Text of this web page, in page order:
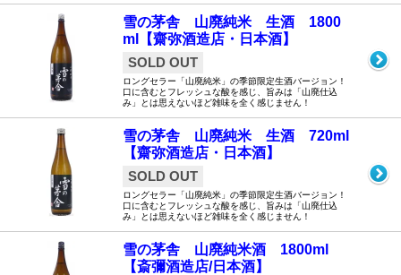
雪の茅舎 山廃純米 生酒 1800
ml【齋弥酒造店・日本酒】
SOLD OUT
ロングセラー「山廃純米」の季節限定生酒バージョン！
口に含むとフレッシュな酸を感じ、旨みは「山廃仕込
み」とは思えないほど雑味を全く感じません！
雪の茅舎 山廃純米 生酒 720ml
【齋弥酒造店・日本酒】
SOLD OUT
ロングセラー「山廃純米」の季節限定生酒バージョン！
口に含むとフレッシュな酸を感じ、旨みは「山廃仕込
み」とは思えないほど雑味を全く感じません！
雪の茅舎 山廃純米酒 1800ml
【斎彌酒造店/日本酒】